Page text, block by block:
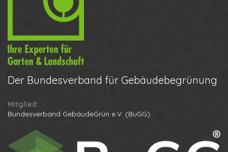
Der Bundesverband für Gebäudebegrünung
Mitglied:
Bundesverband GebäudeGrün e.V. (BuGG)